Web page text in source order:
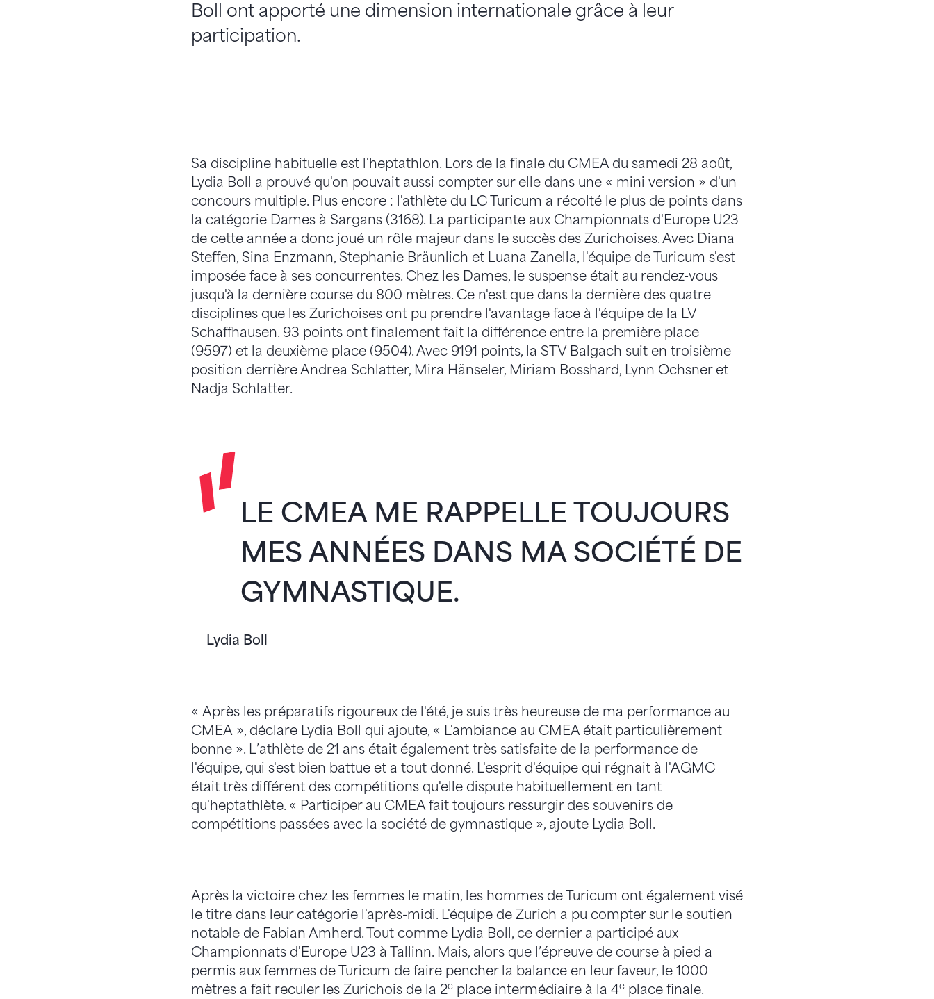
Boll ont apporté une dimension internationale grâce à leur
participation.
Sa discipline habituelle est l'heptathlon. Lors de la finale du CMEA du samedi 28 août,
Lydia Boll a prouvé qu'on pouvait aussi compter sur elle dans une « mini version » d'un
concours multiple. Plus encore : l'athlète du LC Turicum a récolté le plus de points dans
la catégorie Dames à Sargans (3168). La participante aux Championnats d'Europe U23
de cette année a donc joué un rôle majeur dans le succès des Zurichoises. Avec Diana
Steffen, Sina Enzmann, Stephanie Bräunlich et Luana Zanella, l'équipe de Turicum s'est
imposée face à ses concurrentes. Chez les Dames, le suspense était au rendez-vous
jusqu'à la dernière course du 800 mètres. Ce n'est que dans la dernière des quatre
disciplines que les Zurichoises ont pu prendre l'avantage face à l'équipe de la LV
Schaffhausen. 93 points ont finalement fait la différence entre la première place
(9597) et la deuxième place (9504). Avec 9191 points, la STV Balgach suit en troisième
position derrière Andrea Schlatter, Mira Hänseler, Miriam Bosshard, Lynn Ochsner et
Nadja Schlatter.
Lydia Boll
LE CMEA ME RAPPELLE TOUJOURS
MES ANNÉES DANS MA SOCIÉTÉ DE
GYMNASTIQUE.
« Après les préparatifs rigoureux de l'été, je suis très heureuse de ma performance au
CMEA », déclare Lydia Boll qui ajoute, « L'ambiance au CMEA était particulièrement
bonne ». L’athlète de 21 ans était également très satisfaite de la performance de
l'équipe, qui s'est bien battue et a tout donné. L'esprit d'équipe qui régnait à l'AGMC
était très différent des compétitions qu'elle dispute habituellement en tant
qu'heptathlète. « Participer au CMEA fait toujours ressurgir des souvenirs de
compétitions passées avec la société de gymnastique », ajoute Lydia Boll.
Après la victoire chez les femmes le matin, les hommes de Turicum ont également visé
le titre dans leur catégorie l'après-midi. L'équipe de Zurich a pu compter sur le soutien
notable de Fabian Amherd. Tout comme Lydia Boll, ce dernier a participé aux
Championnats d'Europe U23 à Tallinn. Mais, alors que l’épreuve de course à pied a
permis aux femmes de Turicum de faire pencher la balance en leur faveur, le 1000
mètres a fait reculer les Zurichois de la 2eplace intermédiaire à la 4eplace finale.